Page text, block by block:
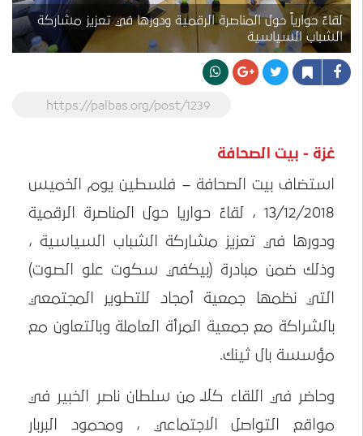
لقاءً حوارياً حول المناصرة الرقمية ودورها في تعزيز مشاركة
الشباب السياسية
https://palbas.org/post/1239
غزة - بيت الصحافة
استضاف بيت الصحافة – فلسطين يوم الخميس
13/12/2018 ، لقاءً حواريا حول المناصرة الرقمية
ودورها في تعزيز مشاركة الشباب السياسية ،
وذلك ضمن مبادرة (بيكفي سكوت علو الصوت)
التي نظمها جمعية أمجاد للتطوير المجتمعي
بالشراكة مع جمعية المرأة العاملة وبالتعاون مع
مؤسسة بال ثينك.
وحاضر في اللقاء كلاً من سلطان ناصر الخبير في
مواقع التواصل الاجتماعي ، ومحمود البربار